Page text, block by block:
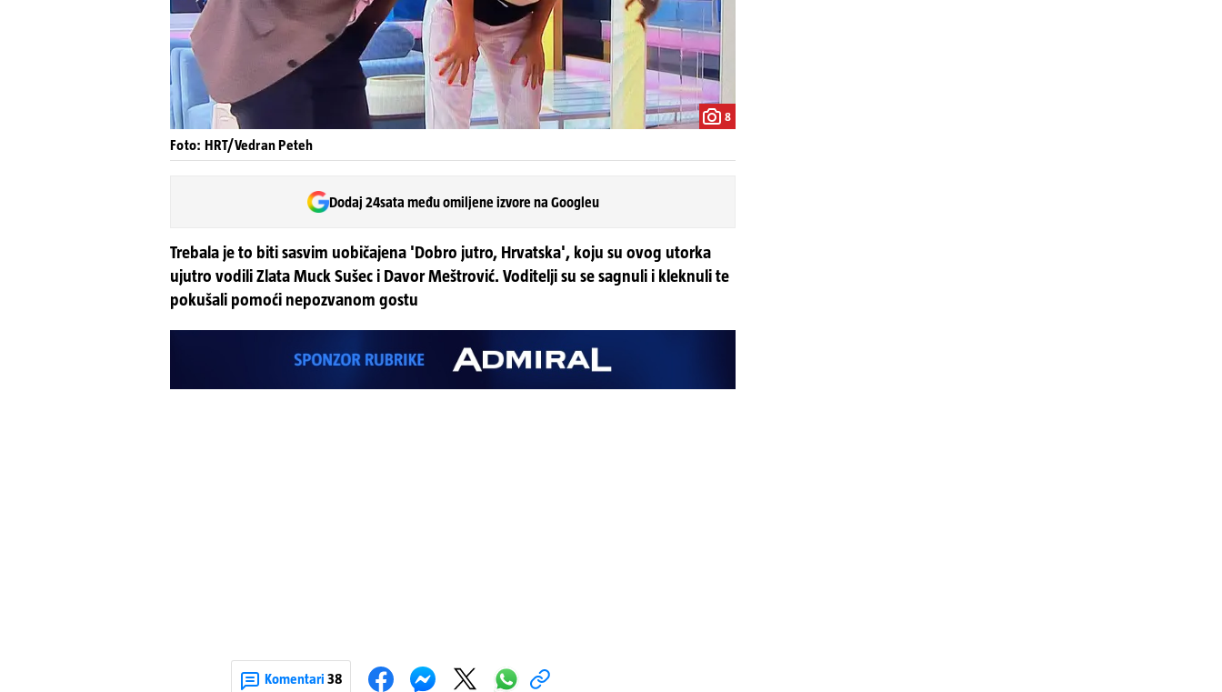
8
Foto: HRT/Vedran Peteh
Dodaj 24sata među omiljene izvore na Googleu
Trebala je to biti sasvim uobičajena 'Dobro jutro, Hrvatska', koju su ovog utorka
ujutro vodili Zlata Muck Sušec i Davor Meštrović. Voditelji su se sagnuli i kleknuli te
pokušali pomoći nepozvanom gostu
Komentari 38